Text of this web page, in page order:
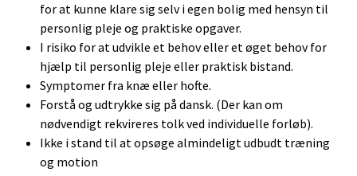
for at kunne klare sig selv i egen bolig med hensyn til
personlig pleje og praktiske opgaver.
I risiko for at udvikle et behov eller et øget behov for
hjælp til personlig pleje eller praktisk bistand.
Symptomer fra knæ eller hofte.
Forstå og udtrykke sig på dansk. (Der kan om
nødvendigt rekvireres tolk ved individuelle forløb).
Ikke i stand til at opsøge almindeligt udbudt træning
og motion